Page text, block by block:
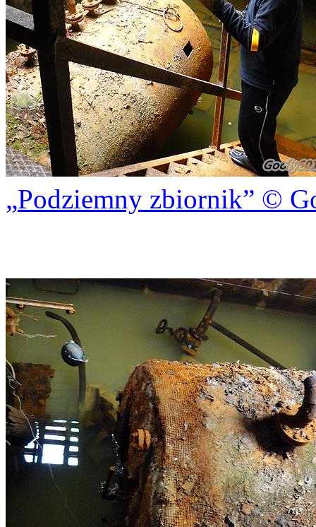
Podziemny zbiornik ©